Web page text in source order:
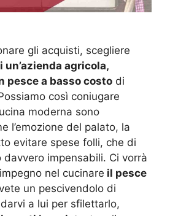
gli acquisti, scegliere
un’azienda agricola,
pesce a basso costo di
così coniugare
moderna sono
l’emozione del palato, la
evitare spese folli, che di
impensabili. Ci vorrà
nel cucinare il pesce
un pescivendolo di
a lui per sfilettarlo,